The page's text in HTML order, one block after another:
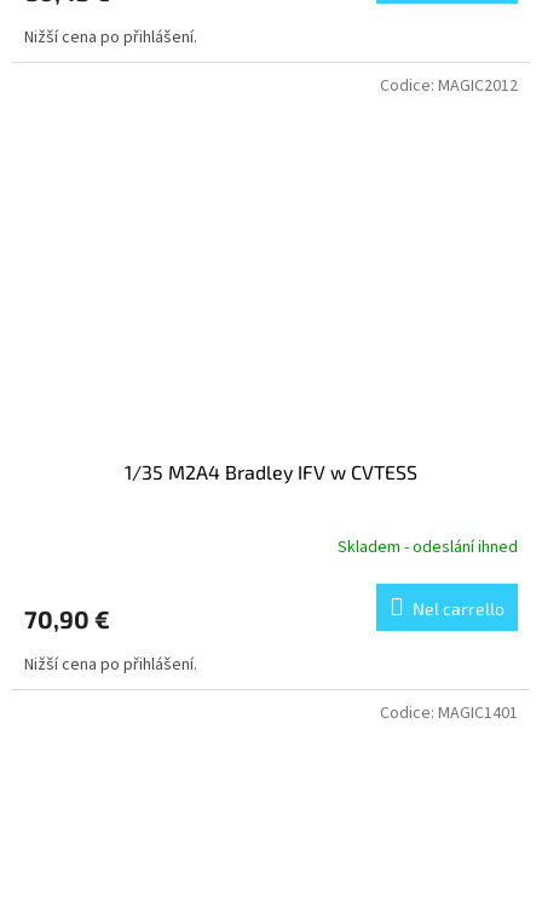
Nižší cena po přihlášení.
1/35 M2A4 Bradley IFV w CVTESS
Skladem - odeslání ihned
70,90 € Nel carrello
Nižší cena po přihlášení.
Codice: MAGIC2012
Codice: MAGIC1401